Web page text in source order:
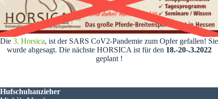
Die 3. Horsica, ist der SARS CoV2-Pandemie zum Opfer gefallen! Sie
wurde abgesagt. Die nächste HORSICA ist für den 18.-20-.3.2022
geplant !
Hufschuhanzieher